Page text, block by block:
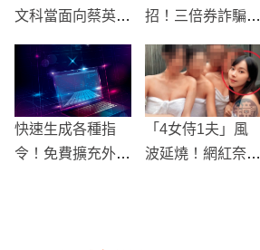
文科當面向蔡英文
招！三倍券詐騙案
快速生成各種指
令！免費擴充外掛
「4女侍1夫」風
波延燒！網紅奈奈